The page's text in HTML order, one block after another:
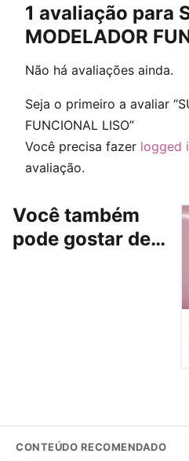
1 avaliação para
MODELADOR
Não há avaliações ainda.
Seja o primeiro a avaliar
FUNCIONAL LISO”
Você precisa fazer logged
avaliação.
Você também
pode gostar de…
CONTEÚDO RECOMENDADO